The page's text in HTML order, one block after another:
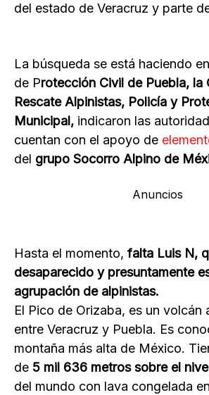
del estado de Veracruz y parte
La búsqueda se está haciendo
de Protección Civil de Puebla, la
Rescate Alpinistas, Policía y
Municipal, indicaron las
cuentan con el apoyo de
del grupo Socorro Alpino de
Anuncios
Hasta el momento, falta Luis N,
desaparecido y presuntamente
agrupación de alpinistas.
El Pico de Orizaba, es un volcán
entre Veracruz y Puebla. Es
montaña más alta de México.
de 5 mil 636 metros sobre el
del mundo con lava congelada